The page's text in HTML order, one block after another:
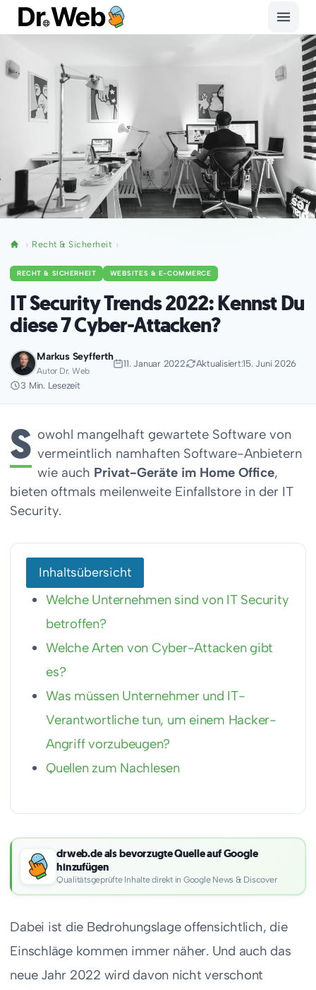
Recht & Sicherheit
RECHT & SICHERHEIT WEBSITES & E-COMMERCE
IT Security Trends 2022: Kennst Du
diese 7 Cyber-Attacken?
Markus Seyfferth
Autor Dr. Web
11. Januar 2022 Aktualisiert:15. Juni 2026
3 Min. Lesezeit
S owohl mangelhaft gewartete Software von
vermeintlich namhaften Software-Anbietern
wie auch Privat-Geräte im Home Office,
bieten oftmals meilenweite Einfallstore in der IT
Security.
Inhaltsübersicht
Welche Unternehmen sind von IT Security
betroffen?
Welche Arten von Cyber-Attacken gibt
es?
Was müssen Unternehmer und IT-
Verantwortliche tun, um einem Hacker-
Angriff vorzubeugen?
Quellen zum Nachlesen
drweb.de als bevorzugte Quelle auf Google
hinzufügen
Qualitätsgeprüfte Inhalte direkt in Google News & Discover
Dabei ist die Bedrohungslage offensichtlich, die
Einschläge kommen immer näher. Und auch das
neue Jahr 2022 wird davon nicht verschont